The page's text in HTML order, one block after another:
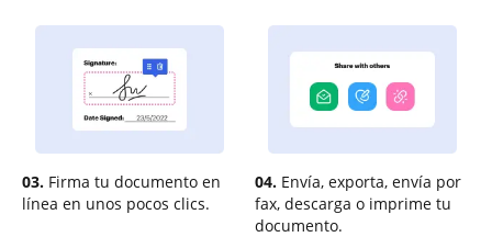
03. Firma tu documento en
línea en unos pocos clics.
04. Envía, exporta, envía por
fax, descarga o imprime tu
documento.